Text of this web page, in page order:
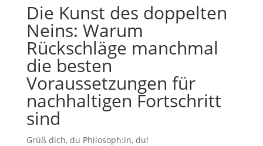
Die Kunst des doppelten
Neins: Warum
Rückschläge manchmal
die besten
Voraussetzungen für
nachhaltigen Fortschritt
sind
Grüß dich, du Philosoph:in, du!